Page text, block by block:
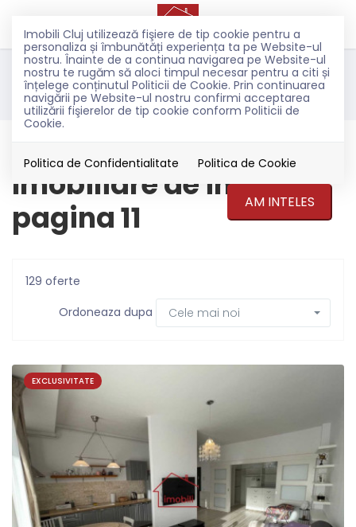
Imobili Cluj utilizează fişiere de tip cookie pentru a
personaliza și îmbunătăți experiența ta pe Website-ul
nostru. Înainte de a continua navigarea pe Website-ul
nostru te rugăm să aloci timpul necesar pentru a citi și
înțelege conținutul Politicii de Cookie. Prin continuarea
navigării pe Website-ul nostru confirmi acceptarea
utilizării fişierelor de tip cookie conform Politicii de
Cookie.
Politica de Confidentialitate Politica de Cookie
AM INTELES
Filtreaza
Imobiliare de inchiriat
pagina 11
129 oferte
Ordoneaza dupa
Cele mai noi
EXCLUSIVITATE